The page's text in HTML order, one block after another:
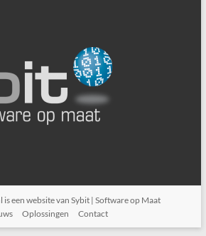
een website van Sybit | Software op Maat
Oplossingen Contact